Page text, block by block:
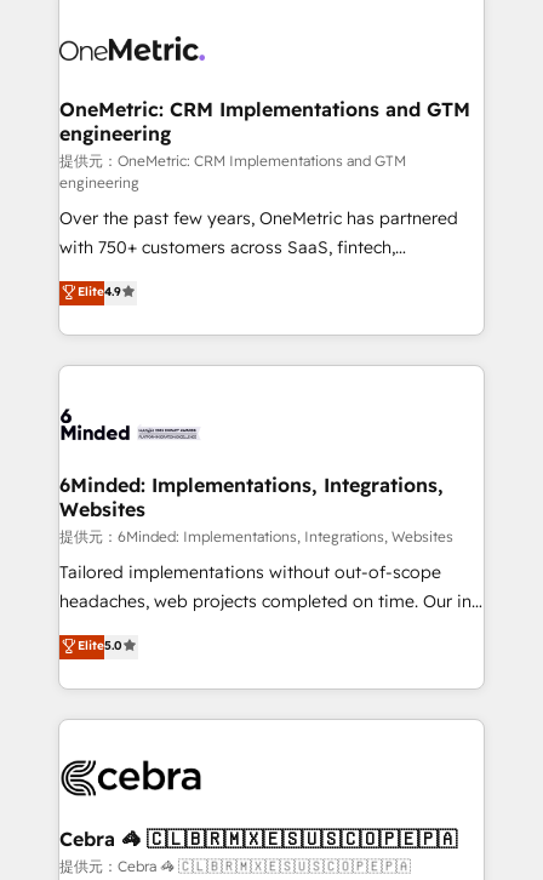
Iberia (Spain & Portugal), we combine human insight
growth. Our multidisciplinary team designs solutions
that simplify complexity, boost performance, and
turn innovation into real impact. 🌍 Highlights •
HubSpot Partner since 2012 • 2022 EMEA Impact
Award: Best Integration • 150+ successful HubSpot
projects • Clients in 30+ industries • Proprietary
technology for integrations • Multilingual team:
English, Spanish, Portuguese & Italian 👉 Grow
smarter with AI and HubSpot.
OneMetric: CRM Implementations and GTM
engineering
提供元：OneMetric: CRM Implementations and GTM
engineering
Over the past few years, OneMetric has partnered
with 750+ customers across SaaS, fintech,
healthcare, real estate, and other industries. With
150+ HubSpot-certified experts, we deliver scalable
solutions to complex GTM and RevOps challenges.
Our Expertise 🔹 Onboarding & Implementation:
tailored to your GTM motion. 🔹 Migrations: Move
downtime. 🔹 RevOps Strategy: Align teams,
processes, and data to drive revenue efficiency. 🔹
Integrations: Connect HubSpot with your tech stack
for better adoption. 🔹 Custom Solutions: Build
tailored apps, workflows, and configurations. We are
our commitment to data security and compliance. At
OneMetric, we help revenue teams focus on the
Elite4.9
6Minded: Implementations, Integrations,
Websites
提供元：6Minded: Implementations, Integrations, Websites
Tailored implementations without out-of-scope
headaches, web projects completed on time. Our in-
house team of certified CRM architects, experts,
developers, designers, and marketers handles all
aspects of your HubSpot. ✨ 400+ global clients ✨
100+ seamless migrations from 15+ different CRMs
implementations, and 5,000+ pages ✨ CS: Clients
CS: 245% organic growth & +751% new visitors for a
full-funnel HubSpot project ✨ CS: 415% conversion
Elite5.0
Cebra 🦓 🇨🇱🇧🇷🇲🇽🇪🇸🇺🇸🇨🇴🇵🇪🇵🇦
提供元：Cebra 🦓 🇨🇱🇧🇷🇲🇽🇪🇸🇺🇸🇨🇴🇵🇪🇵🇦